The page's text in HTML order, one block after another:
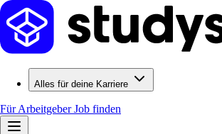
Alles für deine Karriere
Für ArbeitgeberJob finden